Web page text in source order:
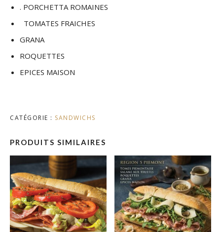
. PORCHETTA ROMAINES
TOMATES FRAICHES
GRANA
ROQUETTES
EPICES MAISON
CATÉGORIE : SANDWICHS
PRODUITS SIMILAIRES